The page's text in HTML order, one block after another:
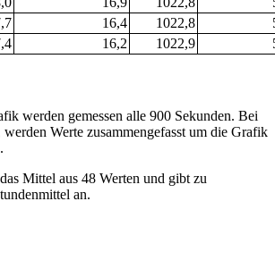
16,4 1022,8
16,2 1022,9
werden gemessen alle 900 Sekunden. Bei
Werte zusammengefasst um die Grafik
Mittel aus 48 Werten und gibt zu
an.